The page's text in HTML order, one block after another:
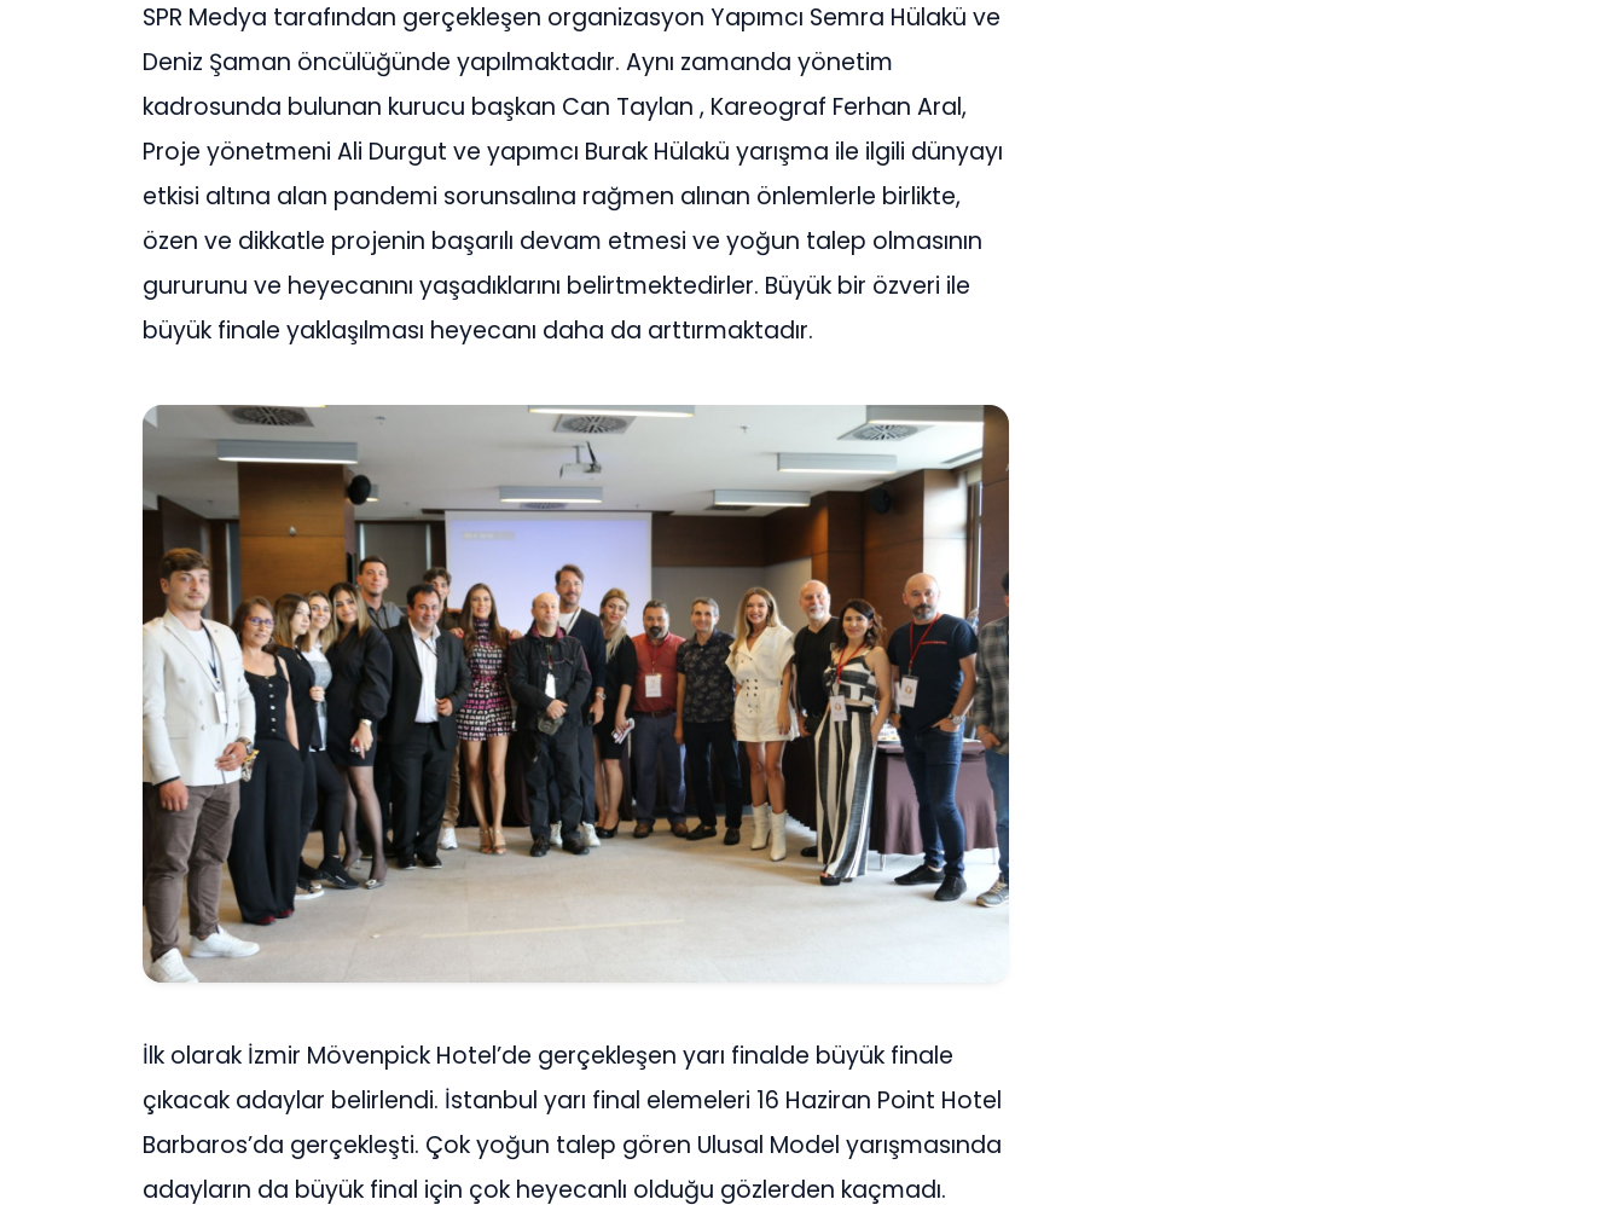
SPR Medya tarafından gerçekleşen organizasyon Yapımcı Semra Hülakü ve
Deniz Şaman öncülüğünde yapılmaktadır. Aynı zamanda yönetim
kadrosunda bulunan kurucu başkan Can Taylan , Kareograf Ferhan Aral,
Proje yönetmeni Ali Durgut ve yapımcı Burak Hülakü yarışma ile ilgili dünyayı
etkisi altına alan pandemi sorunsalına rağmen alınan önlemlerle birlikte,
özen ve dikkatle projenin başarılı devam etmesi ve yoğun talep olmasının
gururunu ve heyecanını yaşadıklarını belirtmektedirler. Büyük bir özveri ile
büyük finale yaklaşılması heyecanı daha da arttırmaktadır.
İlk olarak İzmir Mövenpick Hotel’de gerçekleşen yarı finalde büyük finale
çıkacak adaylar belirlendi. İstanbul yarı final elemeleri 16 Haziran Point Hotel
Barbaros’da gerçekleşti. Çok yoğun talep gören Ulusal Model yarışmasında
adayların da büyük final için çok heyecanlı olduğu gözlerden kaçmadı.